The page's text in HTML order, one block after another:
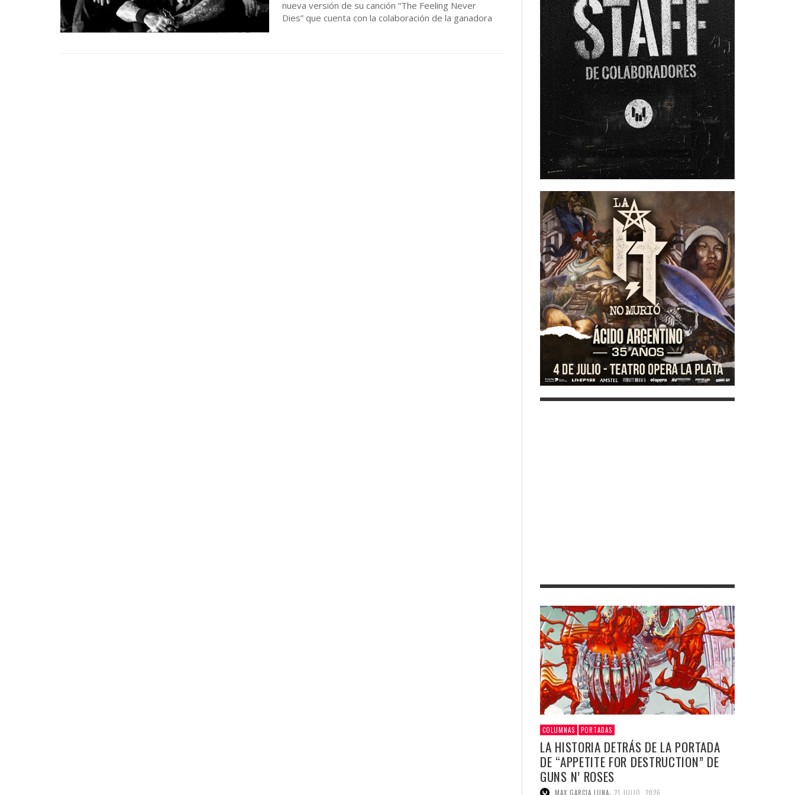
nueva versión de su canción “The Feeling Never
Dies” que cuenta con la colaboración de la ganadora
COLUMNAS PORTADAS
LA HISTORIA DETRÁS DE LA PORTADA
DE “APPETITE FOR DESTRUCTION” DE
GUNS N’ ROSES
MAX GARCIA LUNA, 21 JULIO, 2026